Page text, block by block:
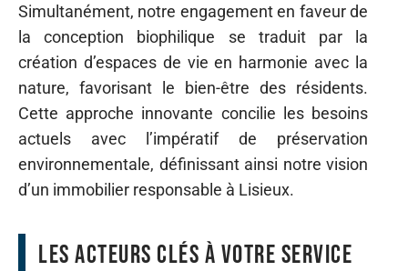
Simultanément, notre engagement en faveur de
la conception biophilique se traduit par la
création d’espaces de vie en harmonie avec la
nature, favorisant le bien-être des résidents.
Cette approche innovante concilie les besoins
actuels avec l’impératif de préservation
environnementale, définissant ainsi notre vision
d’un immobilier responsable à Lisieux.
Les acteurs clés à votre service